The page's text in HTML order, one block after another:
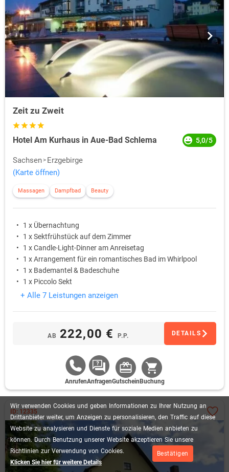
Wir verwenden Cookies und geben Informationen zu Ihrer Nutzung an
Drittanbieter weiter, um Anzeigen zu personalisieren, den Traffic auf diese
Website zu analysieren und Dienste für soziale Medien anbieten zu
können. Durch Benutzung unserer Website akzeptieren Sie unsere
Richtlinien zur Verwendung von Cookies.
Klicken Sie hier für weitere Details
Bestätigen
Zeit zu Zweit
Hotel Am Kurhaus in Aue-Bad Schlema 5,0/5
Sachsen
Erzgebirge
(Karte öffnen)
Massagen Dampfbad Beauty
1 x Übernachtung
1 x Sektfrühstück auf dem Zimmer
1 x Candle-Light-Dinner am Anreisetag
1 x Arrangement für ein romantisches Bad im Whirlpool
1 x Bademantel & Badeschuhe
1 x Piccolo Sekt
+ Alle 7 Leistungen anzeigen
AB 222,00 € P.P. DETAILS
AnrufenAnfragenGutschein Buchung
ID: 12335